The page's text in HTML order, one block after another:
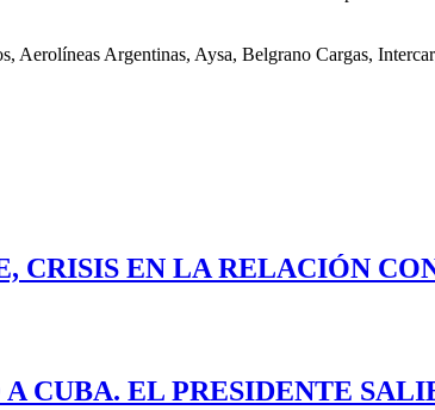
Aerolíneas Argentinas, Aysa, Belgrano Cargas,
EN LA RELACIÓN
CUBA. EL PRESIDENTE